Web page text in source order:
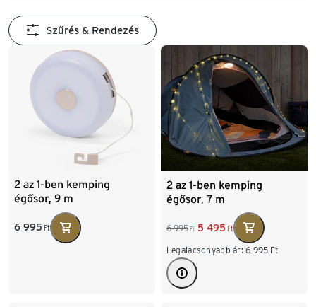
Szűrés & Rendezés
2 az 1-ben kemping
égősor, 9 m
6 995 Ft
2 az 1-ben kemping
égősor, 7 m
6 995 Ft 5 495 Ft
Legalacsonyabb ár: 6 995 Ft